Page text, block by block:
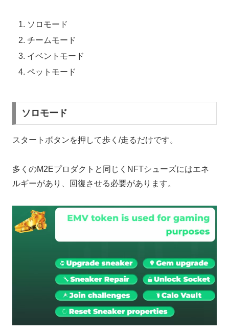
ソロモード
チームモード
イベントモード
ペットモード
ソロモード
スタートボタンを押して歩く/走るだけです。
多くのM2Eプロダクトと同じくNFTシューズにはエネ
ルギーがあり、回復させる必要があります。